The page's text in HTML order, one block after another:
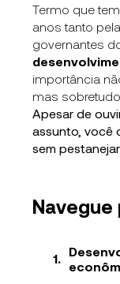
Termo que
anos tanto
governantes
d
importância
mas
Apesar de
assunto, você
sem